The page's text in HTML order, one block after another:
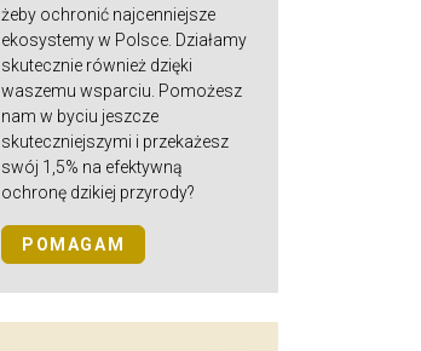
żeby ochronić najcenniejsze
ekosystemy w Polsce. Działamy
skutecznie również dzięki
waszemu wsparciu. Pomożesz
nam w byciu jeszcze
skuteczniejszymi i przekażesz
swój 1,5% na efektywną
ochronę dzikiej przyrody?
POMAGAM